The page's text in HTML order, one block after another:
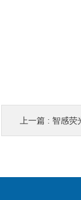
上一篇 : 智感荧光